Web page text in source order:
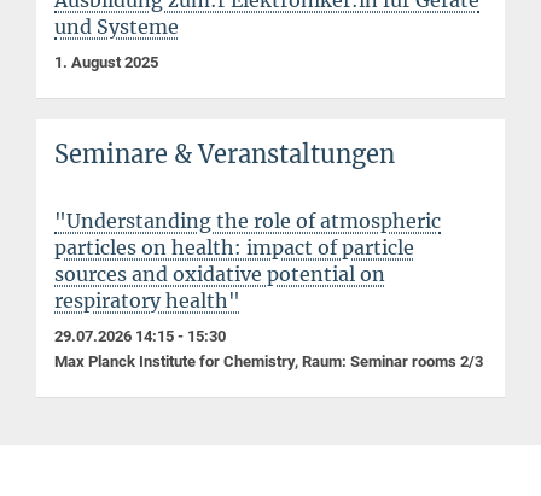
und Systeme
1. August 2025
Seminare & Veranstaltungen
"Understanding the role of atmospheric
particles on health: impact of particle
sources and oxidative potential on
respiratory health"
29.07.2026 14:15 - 15:30
Max Planck Institute for Chemistry, Raum: Seminar rooms 2/3